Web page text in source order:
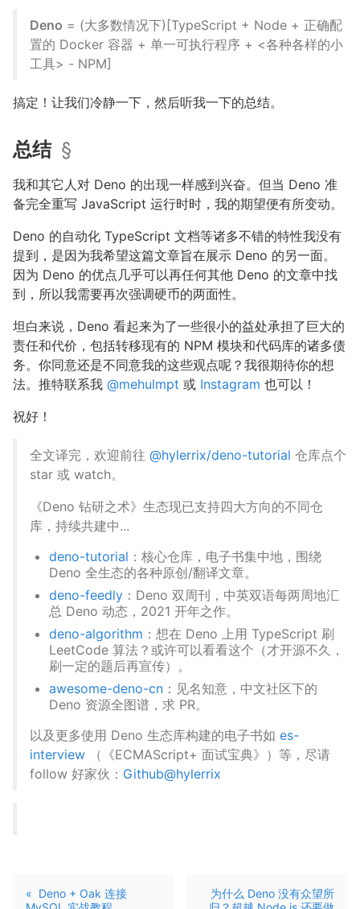
Deno = (大多数情况下)[TypeScript + Node + 正确配
置的 Docker 容器 + 单一可执行程序 + <各种各样的小
工具> - NPM]
搞定！让我们冷静一下，然后听我一下的总结。
总结 §
我和其它人对 Deno 的出现一样感到兴奋。但当 Deno 准
备完全重写 JavaScript 运行时时，我的期望便有所变动。
Deno 的自动化 TypeScript 文档等诸多不错的特性我没有
提到，是因为我希望这篇文章旨在展示 Deno 的另一面。
因为 Deno 的优点几乎可以再任何其他 Deno 的文章中找
到，所以我需要再次强调硬币的两面性。
坦白来说，Deno 看起来为了一些很小的益处承担了巨大的
责任和代价，包括转移现有的 NPM 模块和代码库的诸多债
务。你同意还是不同意我的这些观点呢？我很期待你的想
法。推特联系我 @mehulmpt 或 Instagram 也可以！
祝好！
全文译完，欢迎前往 @hylerrix/deno-tutorial 仓库点个
star 或 watch。
《Deno 钻研之术》生态现已支持四大方向的不同仓
库，持续共建中...
deno-tutorial ：核心仓库，电子书集中地，围绕
Deno 全生态的各种原创/翻译文章。
deno-feedly ：Deno 双周刊，中英双语每两周地汇
总 Deno 动态，2021 开年之作。
deno-algorithm ：想在 Deno 上用 TypeScript 刷
LeetCode 算法？或许可以看看这个（才开源不久，
刷一定的题后再宣传）。
awesome-deno-cn ：见名知意，中文社区下的
Deno 资源全图谱，求 PR。
以及更多使用 Deno 生态库构建的电子书如 es-
interview （《ECMAScript+ 面试宝典》）等，尽请
follow 好家伙： Github@hylerrix
« Deno + Oak 连接
为什么 Deno 没有众望所